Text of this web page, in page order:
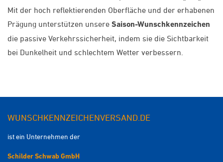
Mit der hoch reflektierenden Oberfläche und der erhabenen
Prägung unterstützen unsere Saison-Wunschkennzeichen
die passive Verkehrssicherheit, indem sie die Sichtbarkeit
bei Dunkelheit und schlechtem Wetter verbessern.
WUNSCHKENNZEICHENVERSAND.DE
ist ein Unternehmen der
Schilder Schwab GmbH